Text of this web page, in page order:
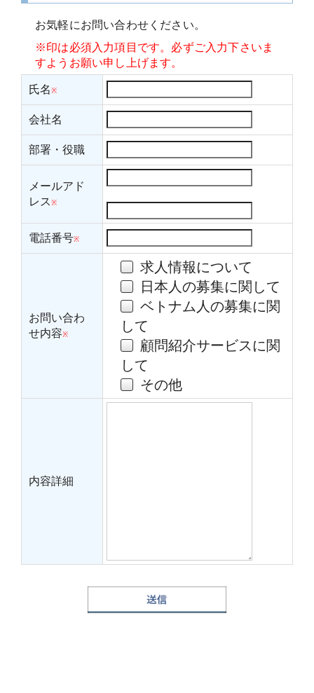
お気軽にお問い合わせください。
※印は必須入力項目です。必ずご入力下さいま
すようお願い申し上げます。
氏名※
会社名
部署・役職
メールアド
レス※
電話番号※
お問い合わ
せ内容※
求人情報について
日本人の募集に関して
ベトナム人の募集に関
して
顧問紹介サービスに関
して
その他
内容詳細